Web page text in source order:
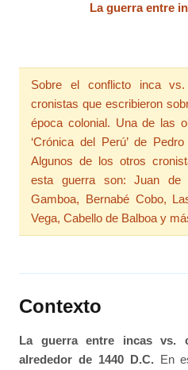
La guerra entre
Sobre el conflicto inca
cronistas que escribieron
época colonial. Una de las
‘Crónica del Perú’ de
Algunos de los otros
esta guerra son: Juan de
Gamboa, Bernabé Cobo,
Vega, Cabello de Balboa y
Contexto
La guerra entre incas vs.
alrededor de 1440 D.C.En